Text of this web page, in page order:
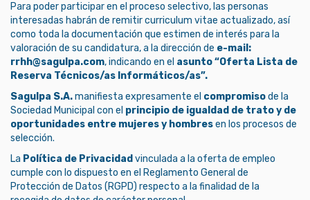
Para poder participar en el proceso selectivo, las personas
interesadas habrán de remitir curriculum vitae actualizado, así
como toda la documentación que estimen de interés para la
valoración de su candidatura, a la dirección de e-mail:
rrhh@sagulpa.com, indicando en el asunto “Oferta Lista de
Reserva Técnicos/as Informáticos/as”.
Sagulpa S.A.manifiesta expresamente el compromisode la
Sociedad Municipal con el principio de igualdad de trato y de
oportunidades entre mujeres y hombresen los procesos de
selección.
La Política de Privacidad vinculada a la oferta de empleo
cumple con lo dispuesto en el Reglamento General de
Protección de Datos (RGPD) respecto a la finalidad de la